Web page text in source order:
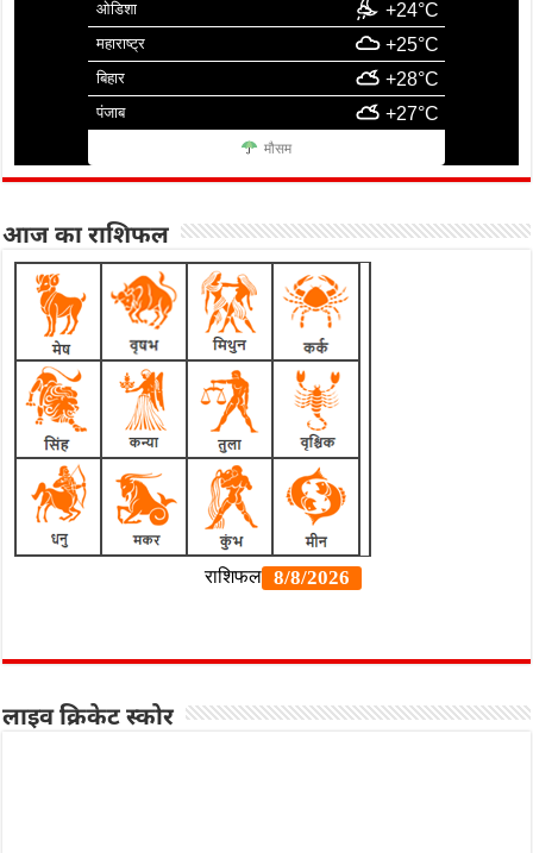
ओडिशा +24°C
महाराष्ट्र +25°C
बिहार +28°C
पंजाब +27°C
मौसम
आज का राशिफल
लाइव क्रिकेट स्कोर